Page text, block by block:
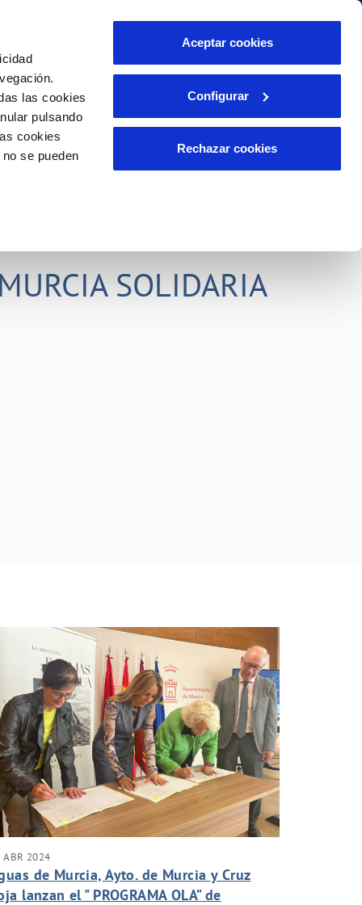
las cookies
pulsando
cookies
se pueden
Aceptar cookies
Configurar
Rechazar cookies
INCIDENCIAS
Comunica anomalías o posibles
PORTAL DE TRANSPARENCIA
Área de clientes
SOLIDARIA
ABR 2024
de Murcia, Ayto. de Murcia y Cruz
lanzan el " PROGRAMA OLA” de